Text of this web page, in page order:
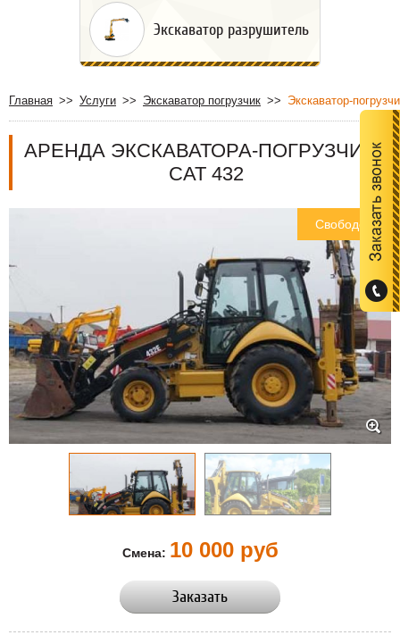
Экскаватор разрушитель
Главная Услуги Экскаватор погрузчик Экскаватор-
АРЕНДА ЭКСКАВАТОРА-ПОГРУЗЧИКА
CAT 432
Свободен
Смена: 10 000 руб
Заказать